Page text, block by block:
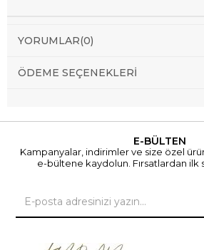
YORUMLAR(0)
ÖDEME SEÇENEKLERI
E-BÜLTEN
Kampanyalar, indirimler ve size özel
e-bültene kaydolun. Fırsatlardan ilk